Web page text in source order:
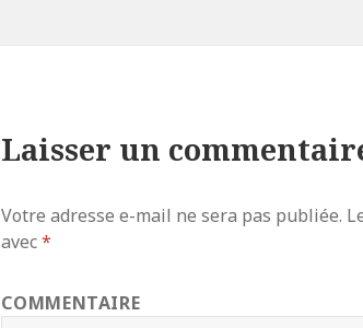
Laisser un
Votre adresse e-mail ne sera pas publiée.
avec*
COMMENTAIRE